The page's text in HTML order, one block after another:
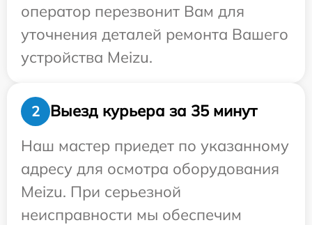
оператор перезвонит Вам для
уточнения деталей ремонта Вашего
устройства Meizu.
2
Выезд курьера за 35 минут
Наш мастер приедет по указанному
адресу для осмотра оборудования
Meizu. При серьезной
неисправности мы обеспечим